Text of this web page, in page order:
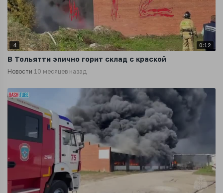
4 0:12
В Тольятти эпично горит склад с краской
Новости 10 месяцев назад